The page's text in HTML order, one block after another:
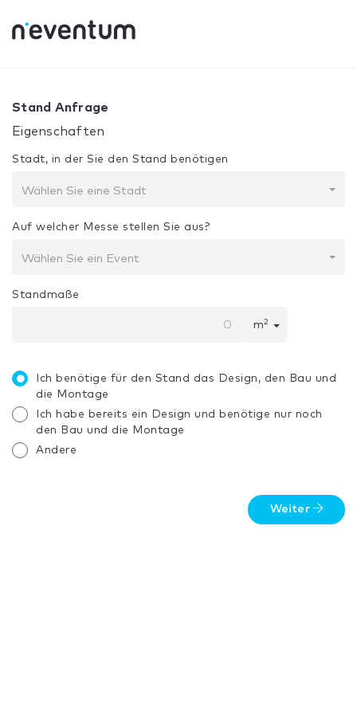
Ihre Auswahl: Design + Bau
Stand Anfrage
Eigenschaften
Stadt, in der Sie den Stand benötigen
Wählen Sie eine Stadt
Auf welcher Messe stellen Sie aus?
Wählen Sie ein Event
Standmaße
m2
Ich benötige für den Stand das Design, den Bau und
die Montage
Ich habe bereits ein Design und benötige nur noch
den Bau und die Montage
Andere
Weiter